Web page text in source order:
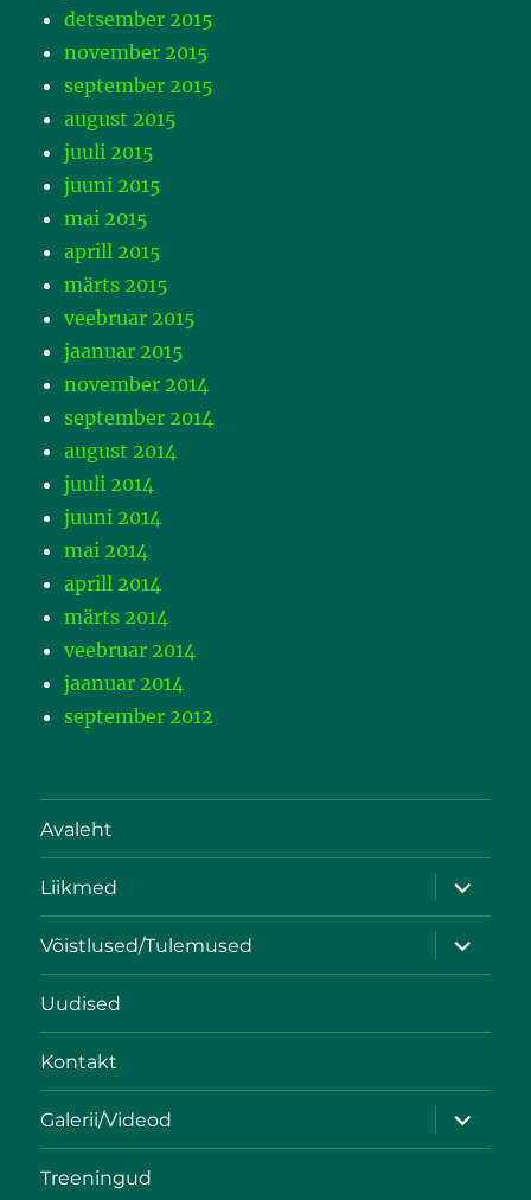
detsember 2015
november 2015
september 2015
august 2015
juuli 2015
juuni 2015
mai 2015
aprill 2015
märts 2015
veebruar 2015
jaanuar 2015
november 2014
september 2014
august 2014
juuli 2014
juuni 2014
mai 2014
aprill 2014
märts 2014
veebruar 2014
jaanuar 2014
september 2012
Avaleht
Liikmed
Võistlused/Tulemused
Uudised
Kontakt
Galerii/Videod
Treeningud